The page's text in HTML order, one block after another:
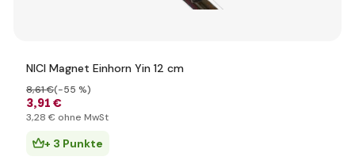
NICI Magnet Einhorn Yin 12 cm
3,91 €
8,61 €(-55 %)
3,28 € ohne MwSt
+ 3 Punkte